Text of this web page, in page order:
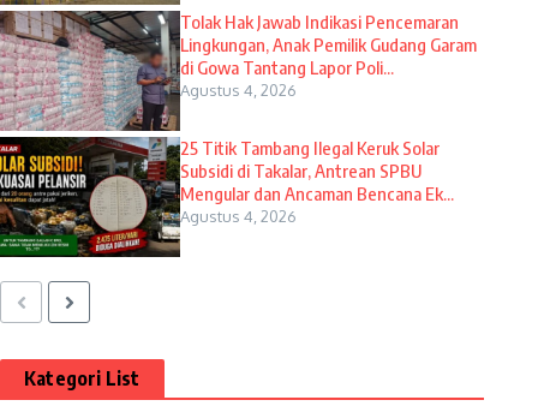
Tolak Hak Jawab Indikasi Pencemaran
Lingkungan, Anak Pemilik Gudang Garam
di Gowa Tantang Lapor Poli...
Agustus 4, 2026
25 Titik Tambang Ilegal Keruk Solar
Subsidi di Takalar, Antrean SPBU
Mengular dan Ancaman Bencana Ek...
Agustus 4, 2026
Kategori List